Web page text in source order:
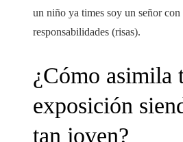
un niño ya times soy un señor con
responsabilidades (risas).
¿Cómo asimila
exposición
tan joven?